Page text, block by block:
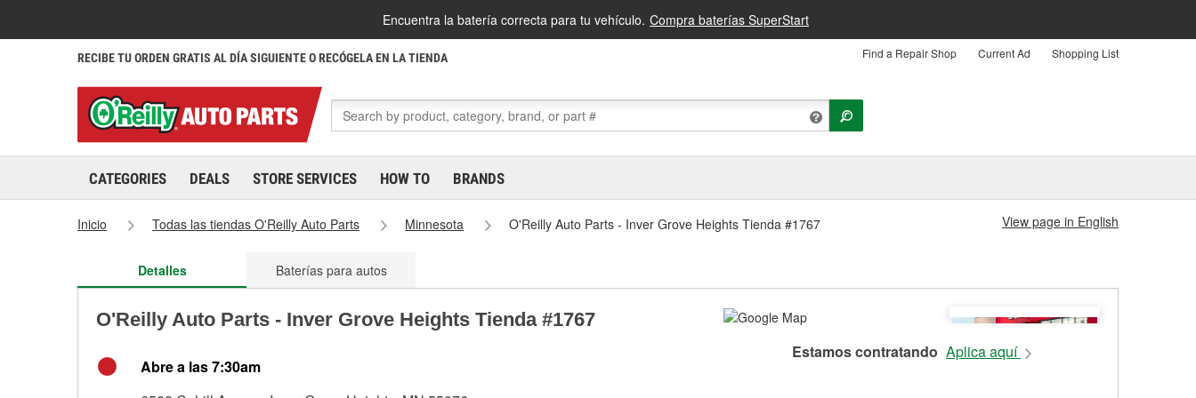
Encuentra la batería correcta para tu vehículo. Compra baterías SuperStart
RECIBE TU ORDEN GRATIS AL DÍA SIGUIENTE O RECÓGELA EN LA TIENDA Find a Repair Shop Current Ad Shopping List
CATEGORIES DEALS STORE SERVICES HOW TO BRANDS
Inicio Todas las tiendas O'Reilly Auto Parts Minnesota O'Reilly Auto Parts - Inver Grove Heights Tienda #1767 View page in English
Detalles Baterías para autos
O'Reilly Auto Parts - Inver Grove Heights Tienda #1767
Abre a las 7:30am
Estamos contratando Aplica aquí